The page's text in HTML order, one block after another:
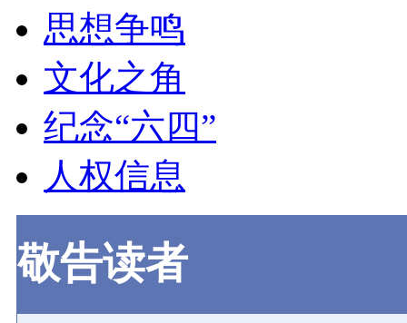
思想争鸣
文化之角
纪念“六四”
人权信息
敬告读者